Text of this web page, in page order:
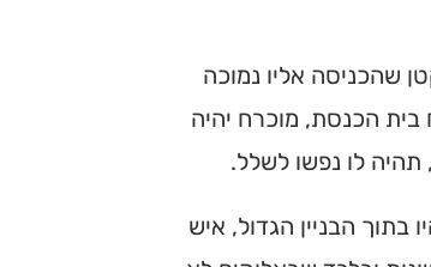
שהכניסה אליו נמוכה
הכנסת, מוכרח יהיה
לו נפשו לשלל.
הבניין הגדול, איש